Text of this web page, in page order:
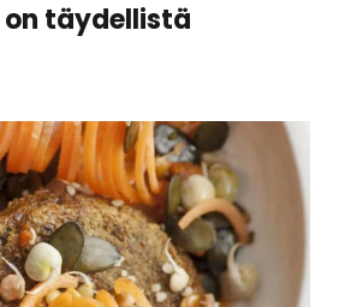
täydellistä